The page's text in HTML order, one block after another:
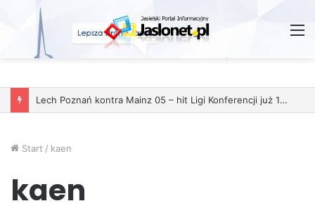
Lech Poznań kontra Mainz 05 – hit Ligi Konferencji już 11 grudnia
Start / kaen
kaen